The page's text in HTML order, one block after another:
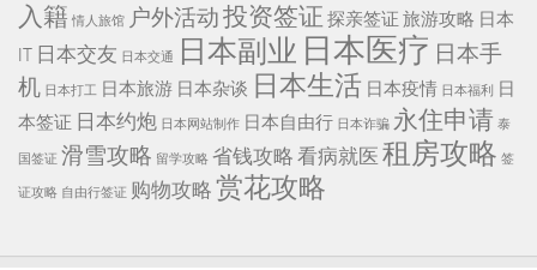
入籍 情人旅馆 户外活动投资签证 探亲签证 旅游攻略 日本
IT 日本交友 日本交通 日本副业 日本医疗 日本手
机 日本打工 日本旅游 日本杂谈 日本生活 日本疫情 日本福利
日
本签证 日本约炮 日本网站制作 日本自由行 日本诈骗 永住申请 泰
国签证 滑雪攻略 留学攻略 省钱攻略 看病就医 租房攻略 签
证攻略 自由行签证 购物攻略 赏花攻略